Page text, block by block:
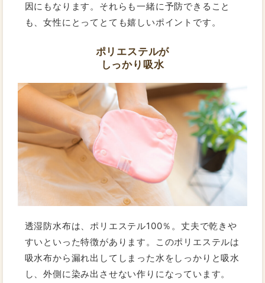
因にもなります。それらも一緒に予防できること
も、女性にとってとても嬉しいポイントです。
ポリエステルが
しっかり吸水
透湿防水布は、ポリエステル100％。丈夫で乾きや
すいといった特徴があります。このポリエステルは
吸水布から漏れ出してしまった水をしっかりと吸水
し、外側に染み出させない作りになっています。